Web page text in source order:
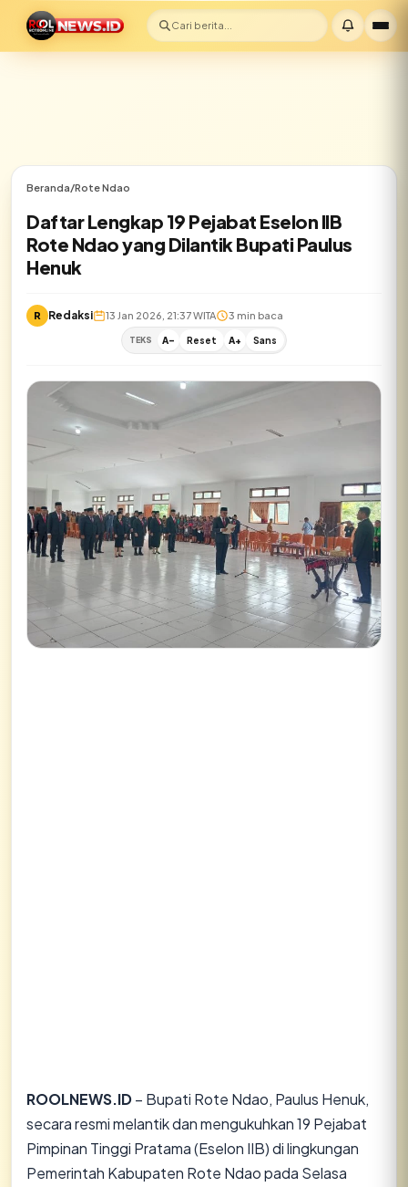
Cari berita...
Beranda/Rote Ndao
Daftar Lengkap 19 Pejabat Eselon IIB
Rote Ndao yang Dilantik Bupati Paulus
Henuk
R Redaksi 13 Jan 2026, 21:37 WITA 3 min baca
TEKS A- Reset A+ Sans
ROOLNEWS.ID– Bupati Rote Ndao, Paulus Henuk,
secara resmi melantik dan mengukuhkan 19 Pejabat
Pimpinan Tinggi Pratama (Eselon IIB) di lingkungan
Pemerintah Kabupaten Rote Ndao pada Selasa
Lihat semua hasil →